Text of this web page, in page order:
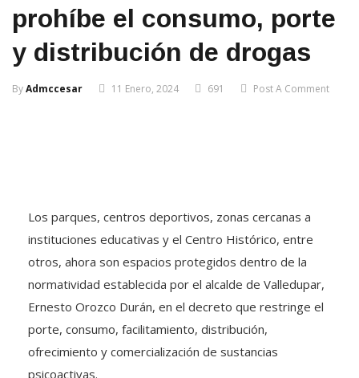
prohíbe el consumo, porte
y distribución de drogas
ByAdmccesar 11 Enero, 2024 691 Post A Comment
Los parques, centros deportivos, zonas cercanas a
instituciones educativas y el Centro Histórico, entre
otros, ahora son espacios protegidos dentro de la
normatividad establecida por el alcalde de Valledupar,
Ernesto Orozco Durán, en el decreto que restringe el
porte, consumo, facilitamiento, distribución,
ofrecimiento y comercialización de sustancias
psicoactivas.